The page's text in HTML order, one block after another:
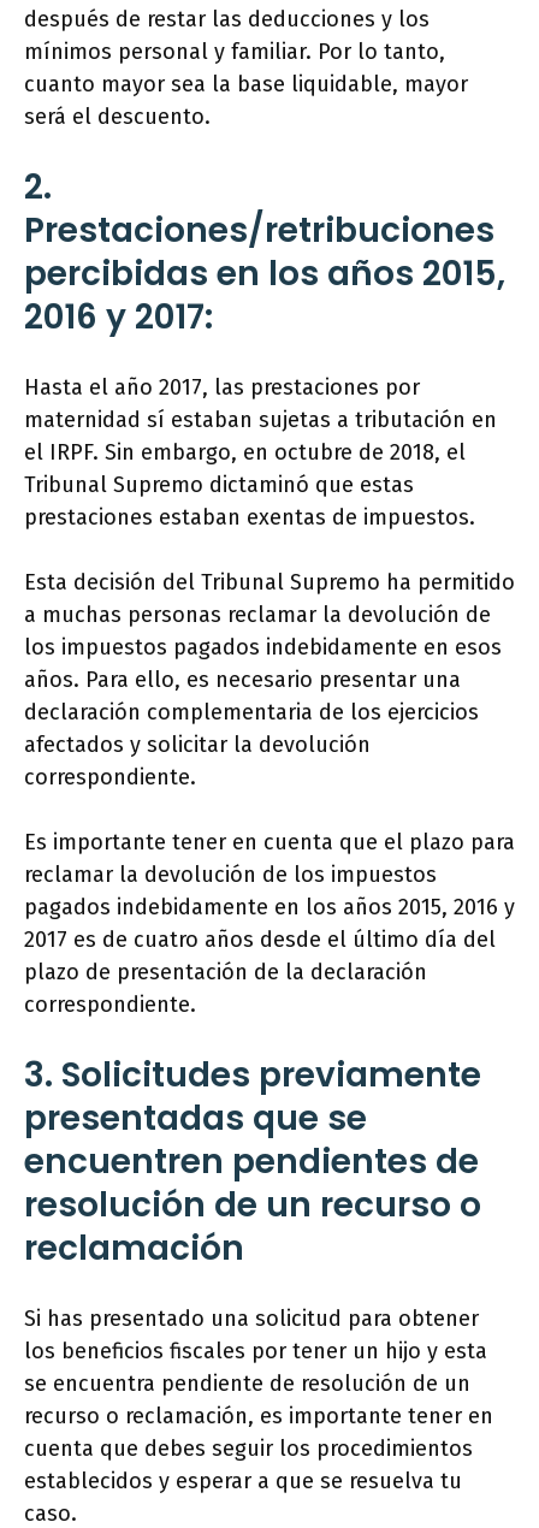
después de restar las deducciones y los
mínimos personal y familiar. Por lo tanto,
cuanto mayor sea la base liquidable, mayor
será el descuento.
2.
Prestaciones/retribuciones
percibidas en los años 2015,
2016 y 2017:
Hasta el año 2017, las prestaciones por
maternidad sí estaban sujetas a tributación en
el IRPF. Sin embargo, en octubre de 2018, el
Tribunal Supremo dictaminó que estas
prestaciones estaban exentas de impuestos.
Esta decisión del Tribunal Supremo ha permitido
a muchas personas reclamar la devolución de
los impuestos pagados indebidamente en esos
años. Para ello, es necesario presentar una
declaración complementaria de los ejercicios
afectados y solicitar la devolución
correspondiente.
Es importante tener en cuenta que el plazo para
reclamar la devolución de los impuestos
pagados indebidamente en los años 2015, 2016 y
2017 es de cuatro años desde el último día del
plazo de presentación de la declaración
correspondiente.
3. Solicitudes previamente
presentadas que se
encuentren pendientes de
resolución de un recurso o
reclamación
Si has presentado una solicitud para obtener
los beneficios fiscales por tener un hijo y esta
se encuentra pendiente de resolución de un
recurso o reclamación, es importante tener en
cuenta que debes seguir los procedimientos
establecidos y esperar a que se resuelva tu
caso.